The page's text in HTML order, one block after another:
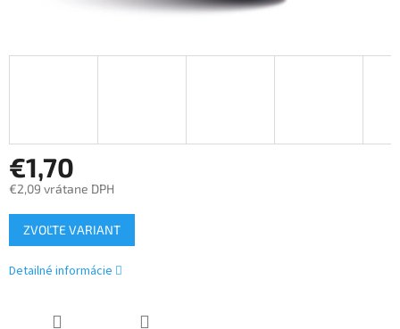
€1,70
€2,09 vrátane DPH
Jednotková
cena:
ZVOĽTE VARIANT
Detailné informácie